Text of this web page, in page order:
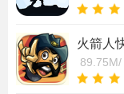
火箭人
89.75M/